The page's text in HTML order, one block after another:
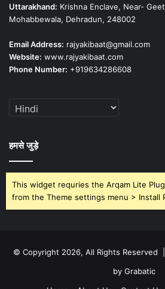
Uttarakhand: Krishna Enclave, Near-
Mohabbewala, Dehradun, 248002
Email Address: rajyakibaat@gmail.com
Website: www.rajyakibaat.com
Phone Number: +919634286608
हमसे जुड़े
This widget requries the Arqam Lite
from the Theme settings menu > Install
© Copyright 2026, All Rights Reserved
by Grabatic